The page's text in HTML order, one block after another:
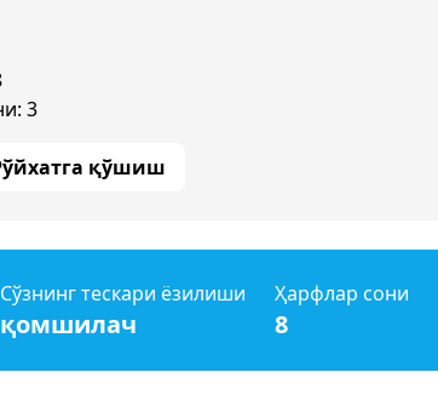
3
қўшиш
Сўзнинг тескари ёзилиши
қомшилач
Ҳарфлар сони
8